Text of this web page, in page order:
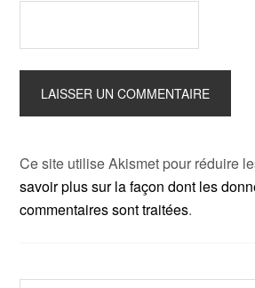
Ce site utilise Akismet pour réduire
savoir plus sur la façon dont les
commentaires sont traitées.